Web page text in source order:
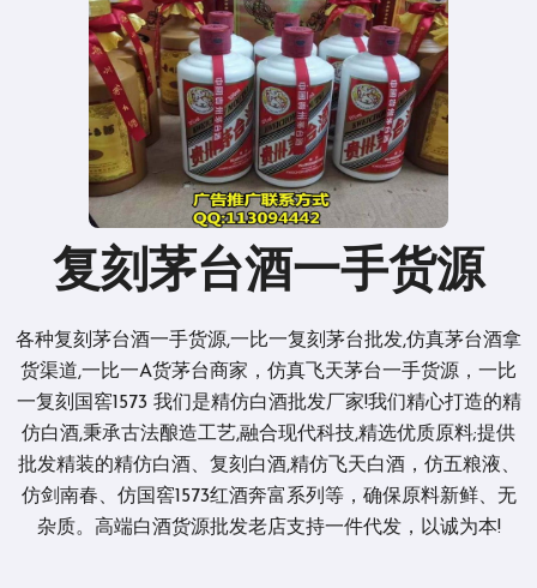
复刻茅台酒一手货源
各种复刻茅台酒一手货源,一比一复刻茅台批发,仿真茅台酒拿
货渠道,一比一A货茅台商家，仿真飞天茅台一手货源，一比
一复刻国窖1573 我们是精仿白酒批发厂家!我们精心打造的精
仿白酒,秉承古法酿造工艺,融合现代科技,精选优质原料;提供
批发精装的精仿白酒、复刻白酒,精仿飞天白酒，仿五粮液、
仿剑南春、仿国窖1573红酒奔富系列等，确保原料新鲜、无
杂质。高端白酒货源批发老店支持一件代发，以诚为本!